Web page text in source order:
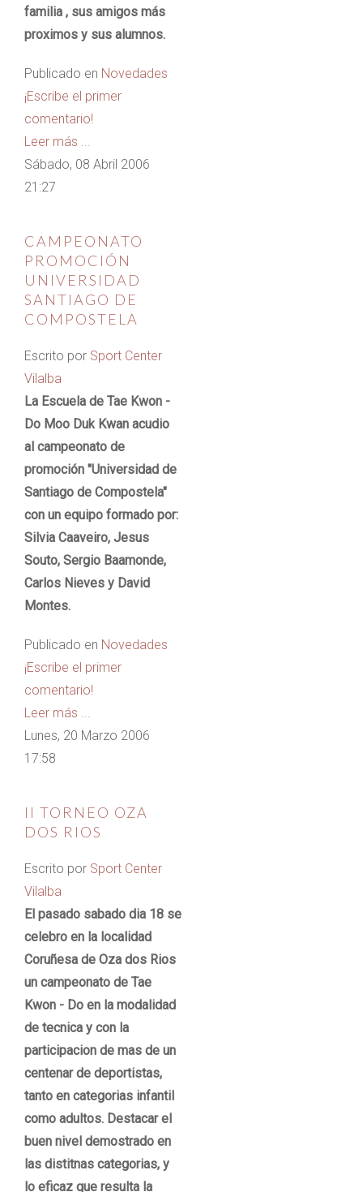
familia , sus amigos más
proximos y sus alumnos.
Publicado en Novedades
¡Escribe el primer
comentario!
Leer más ...
Sábado, 08 Abril 2006
21:27
CAMPEONATO
PROMOCIÓN
UNIVERSIDAD
SANTIAGO DE
COMPOSTELA
Escrito por Sport Center
Vilalba
La Escuela de Tae Kwon -
Do Moo Duk Kwan acudio
al campeonato de
promoción "Universidad de
Santiago de Compostela"
con un equipo formado por:
Silvia Caaveiro, Jesus
Souto, Sergio Baamonde,
Carlos Nieves y David
Montes.
Publicado en Novedades
¡Escribe el primer
comentario!
Leer más ...
Lunes, 20 Marzo 2006
17:58
II TORNEO OZA
DOS RIOS
Escrito por Sport Center
Vilalba
El pasado sabado dia 18 se
celebro en la localidad
Coruñesa de Oza dos Rios
un campeonato de Tae
Kwon - Do en la modalidad
de tecnica y con la
participacion de mas de un
centenar de deportistas,
tanto en categorias infantil
como adultos. Destacar el
buen nivel demostrado en
las distitnas categorias, y
lo eficaz que resulta la